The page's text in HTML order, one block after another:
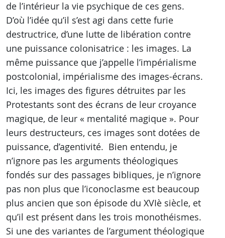
de l’intérieur la vie psychique de ces gens.
D’où l’idée qu’il s’est agi dans cette furie
destructrice, d’une lutte de libération contre
une puissance colonisatrice : les images. La
même puissance que j’appelle l’impérialisme
postcolonial, impérialisme des images-écrans.
Ici, les images des figures détruites par les
Protestants sont des écrans de leur croyance
magique, de leur « mentalité magique ». Pour
leurs destructeurs, ces images sont dotées de
puissance, d’agentivité. Bien entendu, je
n’ignore pas les arguments théologiques
fondés sur des passages bibliques, je n’ignore
pas non plus que l’iconoclasme est beaucoup
plus ancien que son épisode du XVIè siècle, et
qu’il est présent dans les trois monothéismes.
Si une des variantes de l’argument théologique